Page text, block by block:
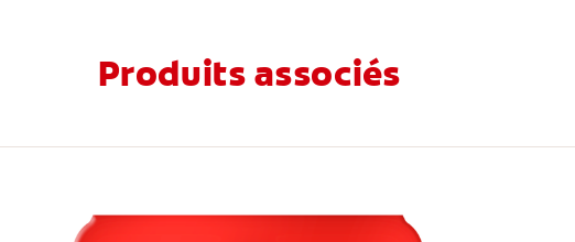
Produits associés